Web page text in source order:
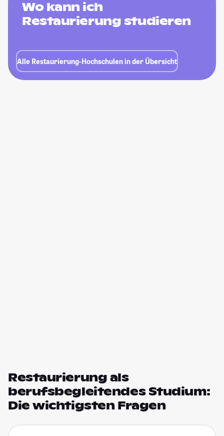
Wo kann ich
Restaurierung studieren
Alle Restaurierung-Hochschulen in der Übersicht
Restaurierung als
berufsbegleitendes Studium:
Die wichtigsten Fragen